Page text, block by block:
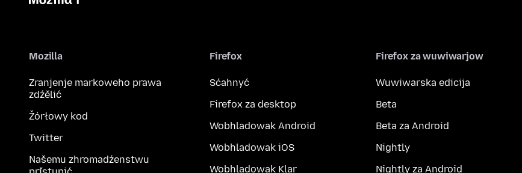
Mozilla
Zranjenje markoweho prawa
zdźělić
Žórłowy kod
Twitter
Našemu zhromadźenstwu
Firefox
Sćahnyć
Firefox za desktop
Wobhladowak Android
Wobhladowak iOS
Wobhladowak Klar
Firefox za wuwiwarjow
Wuwiwarska edicija
Beta
Beta za Android
Nightly
Nightly za Android